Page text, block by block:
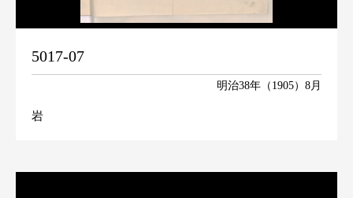
5017-07
明治38年（1905）8月
岩